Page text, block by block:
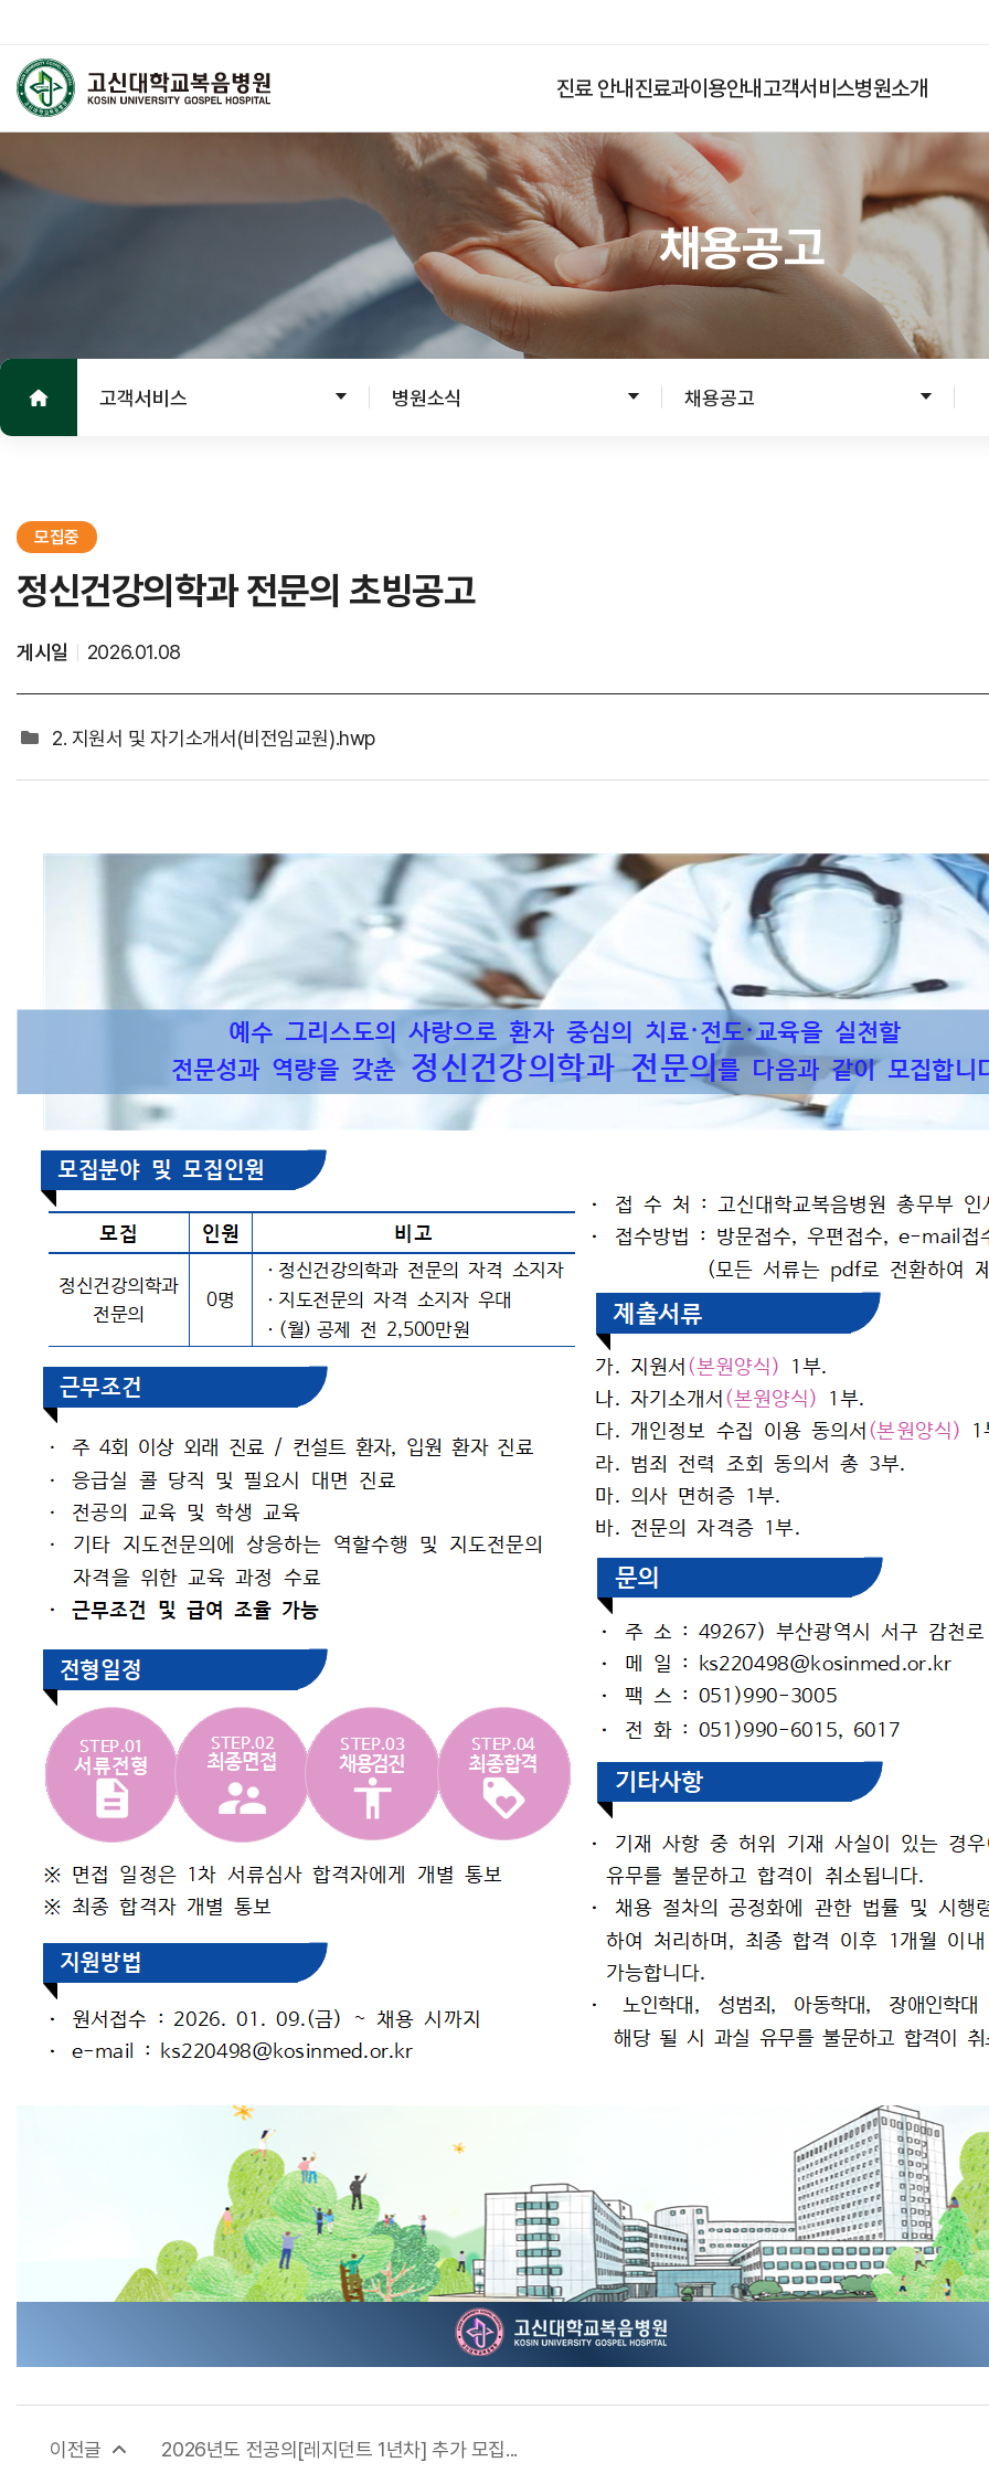
진료 안내진료과이용안내고객서비스병원소개
외래진료
진료안내
진료절차
진료의뢰서
입원
입원준비
응급진료
신청방법
진료과
건강증진센터
내분비센터
심장혈관센터
완화의료센터
응급의료센터
진료협력센터
호흡기폐암센터
암성통증센터
이용안내 원내배치도 원내 전화번호 주차시설
찾아오시는 길
제증명발급안내 진료기록사본발급안내
고객서비스 건강질병정보 병원소식
공지사항
채용공고
입찰공고
병원보
고객의 소리
병원소개 병원장인사말 역대병원장 연혁
병원개요
사명과 비전
발전기금
기부자예우
세제혜택안내
채용공고
고객서비스 병원소식 채용공고
모집중
정신건강의학과 전문의 초빙공고
게시일 2026.01.08
2. 지원서 및 자기소개서(비전임교원).hwp
이전글 2026년도 전공의[레지던트 1년차] 추가 모집...